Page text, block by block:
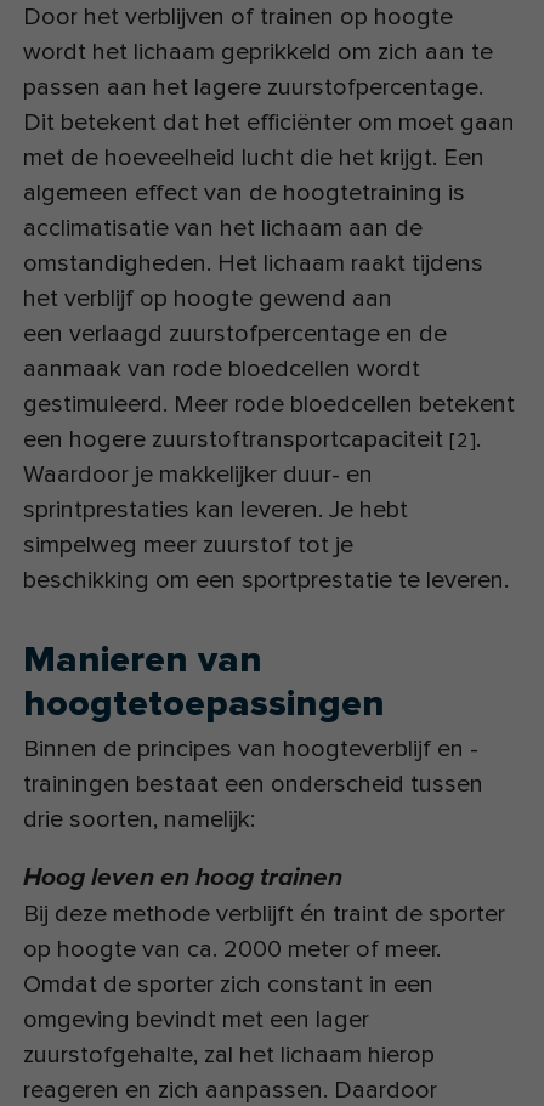
Door het verblijven of trainen op hoogte
wordt het lichaam geprikkeld om zich aan te
passen aan het lagere zuurstofpercentage.
Dit betekent dat het efficiënter om moet gaan
met de hoeveelheid lucht die het krijgt. Een
algemeen effect van de hoogtetraining is
acclimatisatie van het lichaam aan de
omstandigheden. Het lichaam raakt tijdens
het verblijf op hoogte gewend aan
een verlaagd zuurstofpercentage en de
aanmaak van rode bloedcellen wordt
gestimuleerd. Meer rode bloedcellen betekent
een hogere zuurstoftransportcapaciteit [2].
Waardoor je makkelijker duur- en
sprintprestaties kan leveren. Je hebt
simpelweg meer zuurstof tot je
beschikking om een sportprestatie te leveren.
Manieren van
hoogtetoepassingen
Binnen de principes van hoogteverblijf en -
trainingen bestaat een onderscheid tussen
drie soorten, namelijk:
Hoog leven en hoog trainen
Bij deze methode verblijft én traint de sporter
op hoogte van ca. 2000 meter of meer.
Omdat de sporter zich constant in een
omgeving bevindt met een lager
zuurstofgehalte, zal het lichaam hierop
reageren en zich aanpassen. Daardoor